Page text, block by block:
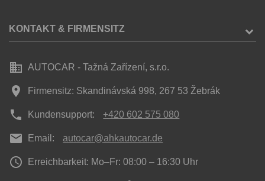
KONTAKT & FIRMENSITZ
business AUTOCAR - Tažná Zařízení, s.r.o.
place Firmensitz: Skandinávská 998, 267 53 Žebrák
phone Kundensupport: +420 602 575 080
mail Email: autocar@ahkautocar.de
access_time Erreichbarkeit: Mo–Fr: 08:00 – 16:30 Uhr